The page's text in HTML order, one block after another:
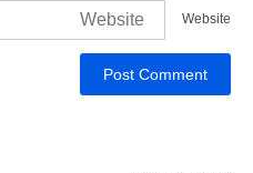
Website